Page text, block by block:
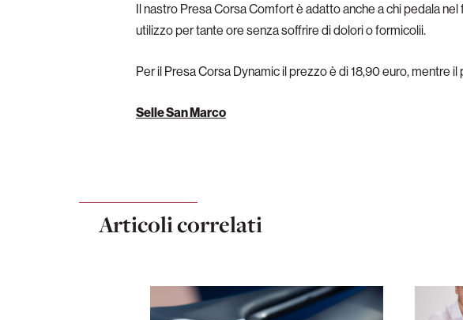
Il nastro Presa Corsa Comfort è adatto anche a chi pedala nel
utilizzo per tante ore senza soffrire di dolori o formicolii.
Per il Presa Corsa Dynamic il prezzo è di 18,90 euro, mentre
Selle San Marco
Articoli correlati